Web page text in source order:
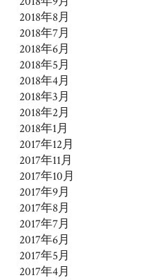
2018年8月
2018年7月
2018年6月
2018年5月
2018年4月
2018年3月
2018年2月
2018年1月
2017年12月
2017年11月
2017年10月
2017年9月
2017年8月
2017年7月
2017年6月
2017年5月
2017年4月